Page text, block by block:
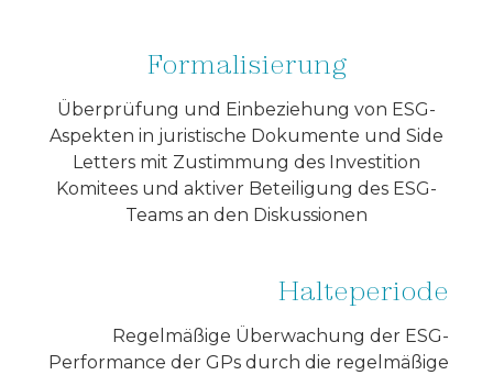
Formalisierung
Überprüfung und Einbeziehung von ESG-
Aspekten in juristische Dokumente und Side
Letters mit Zustimmung des Investition
Komitees und aktiver Beteiligung des ESG-
Teams an den Diskussionen
Halteperiode
Regelmäßige Überwachung der ESG-
Performance der GPs durch die regelmäßige